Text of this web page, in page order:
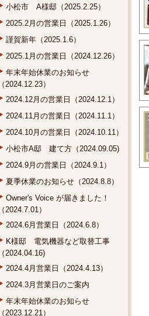
小松市 A様邸（2025.2.25）
2025.2月の営業日（2025.1.26）
謹賀新年（2025.1.6）
2025.1月の営業日（2024.12.26）
年末年始休業のお知らせ
（2024.12.23）
2024.12月の営業日（2024.12.1）
2024.11月の営業日（2024.11.1）
2024.10月の営業日（2024.10.11）
小松市A邸 建て方（2024.09.05)
2024.9月の営業日（2024.9.1）
夏季休業のお知らせ（2024.8.8）
Owner's Voice が届きました！
（2024.7.01）
2024.6月営業日（2024.6.8）
K様邸 電気機器など取替工事
（2024.04.16)
2024.4月営業日（2024.4.13）
2024.3月営業日のご案内
年末年始休業のお知らせ
（2023.12.21）